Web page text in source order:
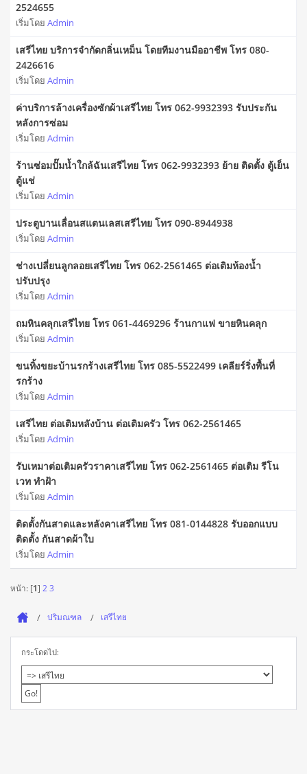
2524655
เริ่มโดย Admin
เสรีไทย บริการจำกัดกลิ่นเหม็น โดยทีมงานมืออาชีพ โทร 080-
2426616
เริ่มโดย Admin
ค่าบริการล้างเครื่องซักผ้าเสรีไทย โทร 062-9932393 รับประกัน
หลังการซ่อม
เริ่มโดย Admin
ร้านซ่อมปั๊มน้ำใกล้ฉันเสรีไทย โทร 062-9932393 ย้าย ติดตั้ง ตู้เย็น
ตู้แช่
เริ่มโดย Admin
ประตูบานเลื่อนสแตนเลสเสรีไทย โทร 090-8944938
เริ่มโดย Admin
ช่างเปลี่ยนลูกลอยเสรีไทย โทร 062-2561465 ต่อเติมห้องน้ำ
ปรับปรุง
เริ่มโดย Admin
ถมหินคลุกเสรีไทย โทร 061-4469296 ร้านกาแฟ ขายหินคลุก
เริ่มโดย Admin
ขนทิ้งขยะบ้านรกร้างเสรีไทย โทร 085-5522499 เคลียร์ริ่งพื้นที่
รกร้าง
เริ่มโดย Admin
เสรีไทย ต่อเติมหลังบ้าน ต่อเติมครัว โทร 062-2561465
เริ่มโดย Admin
รับเหมาต่อเติมครัวราคาเสรีไทย โทร 062-2561465 ต่อเติม รีโน
เวท ทำฝ้า
เริ่มโดย Admin
ติดตั้งกันสาดและหลังคาเสรีไทย โทร 081-0144828 รับออกแบบ
ติดตั้ง กันสาดผ้าใบ
เริ่มโดย Admin
หน้า: [1] 23
ปริมณฑล เสรีไทย
กระโดดไป: